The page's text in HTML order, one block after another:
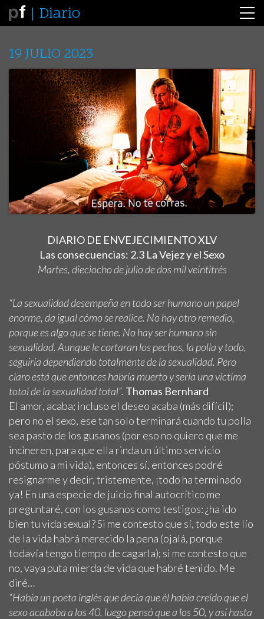
Diario
19 JULIO 2023
DIARIO DE ENVEJECIMIENTO XLV
Las consecuencias: 2.3 La Vejez y el Sexo
Martes, dieciocho de julio de dos mil veintitrés
“La sexualidad desempeña en todo ser humano un papel
enorme, da igual cómo se realice. No hay otro remedio,
porque es algo que se tiene. No hay ser humano sin
sexualidad. Aunque le cortaran los pechos, la polla y todo,
seguiría dependiendo totalmente de la sexualidad. Pero
claro está que entonces habría muerto y sería una víctima
total de la sexualidad total”. Thomas Bernhard
El amor, acaba; incluso el deseo acaba (más difícil);
pero no el sexo, ese tan solo terminará cuando tu polla
sea pasto de los gusanos (por eso no quiero que me
incineren, para que ella rinda un último servicio
póstumo a mi vida), entonces sí, entonces podré
resignarme y decir, tristemente, ¡todo ha terminado
ya! En una especie de juicio final autocrítico me
preguntaré, con los gusanos como testigos: ¿ha ido
bien tu vida sexual? Si me contesto que sí, todo este lío
de la vida habrá merecido la pena (ojalá, porque
todavía tengo tiempo de cagarla); si me contesto que
no, vaya puta mierda de vida que habré tenido. Me
diré…
“Había un poeta inglés que decía que él había creído que el
sexo acababa a los 40, luego pensó que a los 50, y así hasta